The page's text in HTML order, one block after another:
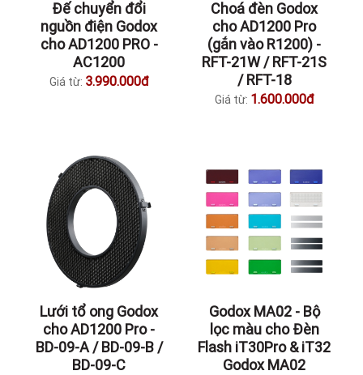
Đế chuyển đổi
nguồn điện Godox
cho AD1200 PRO -
AC1200
Giá từ: 3.990.000đ
Choá đèn Godox
cho AD1200 Pro
(gắn vào R1200) -
RFT-21W / RFT-21S
/ RFT-18
Giá từ: 1.600.000đ
Lưới tổ ong Godox
cho AD1200 Pro -
BD-09-A / BD-09-B /
BD-09-C
Godox MA02 - Bộ
lọc màu cho Đèn
Flash iT30Pro & iT32
Godox MA02